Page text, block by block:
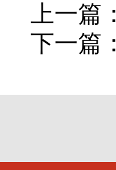
上一篇：
下一篇：